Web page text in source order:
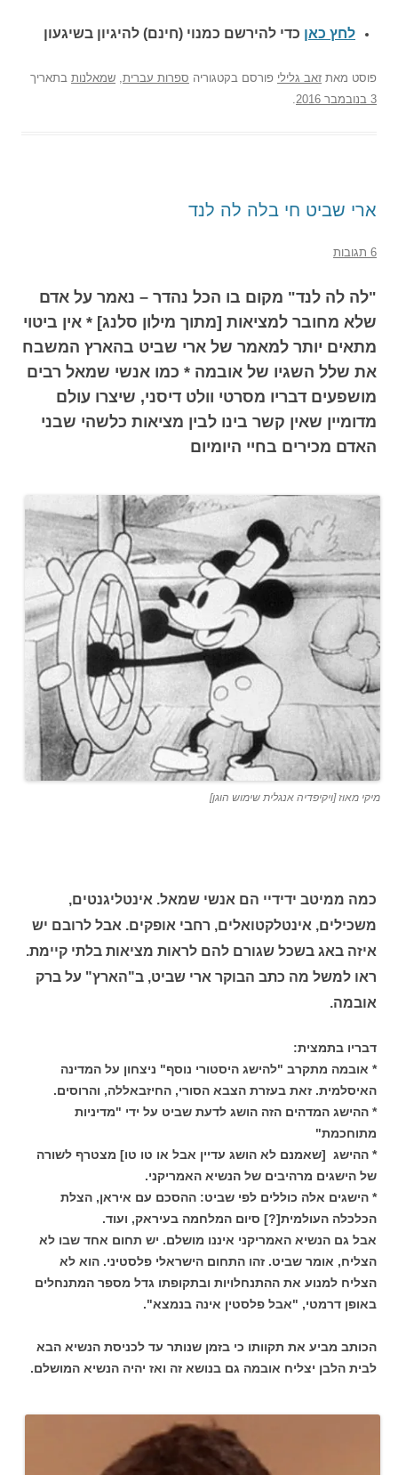
לחץ כאן כדי להירשם כמנוי (חינם) להיגיון בשיגעון
פוסט מאת זאב גלילי פורסם בקטגוריה ספרות עברית, שמאלנות בתאריך
3 בנובמבר 2016
.
ארי שביט חי בלה לה לנד
6 תגובות
"לה לה לנד" מקום בו הכל נהדר – נאמר על אדם
שלא מחובר למציאות [מתוך מילון סלנג] * אין ביטוי
מתאים יותר למאמר של ארי שביט בהארץ המשבח
את שלל השגיו של אובמה * כמו אנשי שמאל רבים
מושפעים דבריו מסרטי וולט דיסני, שיצרו עולם
מדומיין שאין קשר בינו לבין מציאות כלשהי שבני
האדם מכירים בחיי היומיום
מיקי מאוז [ויקיפדיה אנגלית שימוש הוגן]
כמה ממיטב ידידיי הם אנשי שמאל. אינטליגנטים,
משכילים, אינטלקטואלים, רחבי אופקים. אבל לרובם יש
איזה באג בשכל שגורם להם לראות מציאות בלתי קיימת.
ראו למשל מה כתב הבוקר ארי שביט, ב"הארץ" על ברק
אובמה.
דבריו בתמצית:
* אובמה מתקרב "להישג היסטורי נוסף" ניצחון על המדינה
האיסלמית. זאת בעזרת הצבא הסורי, החיזבאללה, והרוסים.
* ההישג המדהים הזה הושג לדעת שביט על ידי "מדיניות
מתוחכמת"
* ההישג [שאמנם לא הושג עדיין אבל או טו טו] מצטרף לשורה
של הישגים מרהיבים של הנשיא האמריקני.
* הישגים אלה כוללים לפי שביט: ההסכם עם איראן, הצלת
הכלכלה העולמית[?] סיום המלחמה בעיראק, ועוד.
אבל גם הנשיא האמריקני איננו מושלם. יש תחום אחד שבו לא
הצליח, אומר שביט. זהו התחום הישראלי פלסטיני. הוא לא
הצליח למנוע את ההתנחלויות ובתקופתו גדל מספר המתנחלים
באופן דרמטי, "אבל פלסטין אינה בנמצא".
הכותב מביע את תקוותו כי בזמן שנותר עד לכניסת הנשיא הבא
לבית הלבן יצליח אובמה גם בנושא זה ואז יהיה הנשיא המושלם.